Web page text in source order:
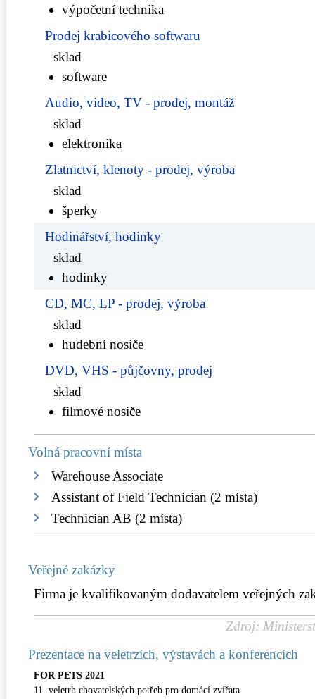
výpočetní technika
Prodej krabicového softwaru
sklad
software
Audio, video, TV - prodej, montáž
sklad
elektronika
Zlatnictví, klenoty - prodej, výroba
sklad
šperky
Hodinářství, hodinky
sklad
hodinky
CD, MC, LP - prodej, výroba
sklad
hudební nosiče
DVD, VHS - půjčovny, prodej
sklad
filmové nosiče
Volná pracovní místa
Warehouse Associate
Assistant of Field Technician (2 místa)
Technician AB (2 místa)
Veřejné zakázky
Firma je kvalifikovaným dodavatelem veřejných
Zdroj:
Prezentace na veletrzích, výstavách a konferencích
FOR PETS 2021
11. veletrh chovatelských potřeb pro domácí zvířata